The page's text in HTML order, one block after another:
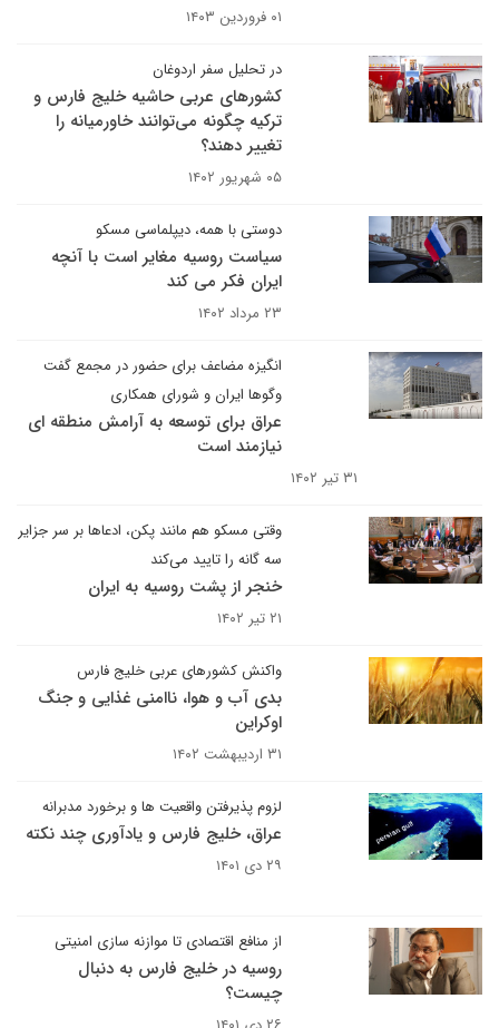
۰۱ فروردین ۱۴۰۳
در تحلیل سفر اردوغان
کشورهای عربی حاشیه خلیج فارس و
ترکیه چگونه می‌توانند خاورمیانه را
تغییر دهند؟
۰۵ شهریور ۱۴۰۲
دوستی با همه، دیپلماسی مسکو
سیاست روسیه مغایر است با آنچه
ایران فکر می کند
۲۳ مرداد ۱۴۰۲
انگیزه مضاعف برای حضور در مجمع گفت
وگوها ایران و شورای همکاری
عراق برای توسعه به آرامش منطقه ای
نیازمند است
۳۱ تیر ۱۴۰۲
وقتی مسکو هم مانند پکن، ادعاها بر سر جزایر
سه گانه را تایید می‌کند
خنجر از پشت روسیه به ایران
۲۱ تیر ۱۴۰۲
واکنش کشورهای عربی خلیج فارس
بدی آب و هوا، ناامنی غذایی و جنگ
اوکراین
۳۱ اردیبهشت ۱۴۰۲
لزوم پذیرفتن واقعیت ها و برخورد مدبرانه
عراق، خلیج فارس و یادآوری چند نکته
۲۹ دی ۱۴۰۱
از منافع اقتصادی تا موازنه سازی امنیتی
روسیه در خلیج فارس به دنبال
چیست؟